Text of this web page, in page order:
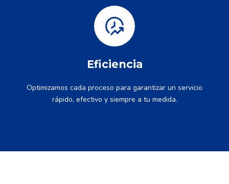
Eficiencia
Optimizamos cada proceso para garantizar un servicio
rápido, efectivo y siempre a tu medida.